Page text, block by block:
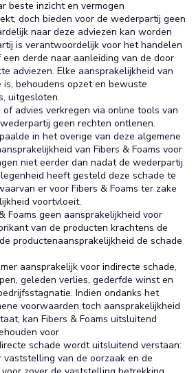
beste inzicht en vermogen
doch bieden voor de wederpartij geen
naar deze adviezen kan worden
is verantwoordelijk voor het handelen
derde naar aanleiding van de door
adviezen. Elke aansprakelijkheid van
is, behoudens opzet en bewuste
uitgesloten.
advies verkregen via online tools van
geen rechten ontlenen.
in het overige van deze algemene
van Fibers & Foams voor
niet eerder dan nadat de wederpartij
heeft gesteld deze schade te
er voor Fibers & Foams ter zake
voortvloeit.
Foams geen aansprakelijkheid voor
van de producten krachtens de
productenaansprakelijkheid de schade
aansprakelijk voor indirecte schade,
geleden verlies, gederfde winst en
Indien ondanks het
voorwaarden toch aansprakelijkheid
kan Fibers & Foams uitsluitend
voor
schade wordt uitsluitend verstaan:
van de oorzaak en de